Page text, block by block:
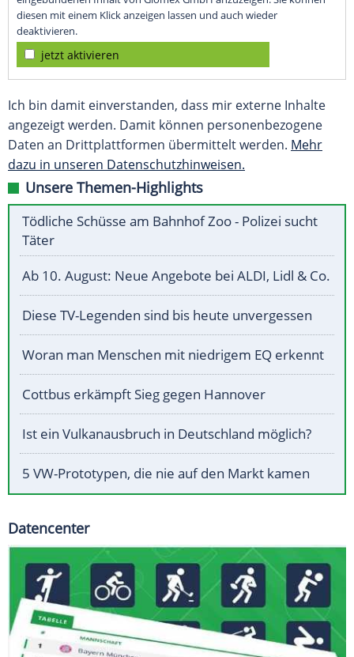
diesen mit einem Klick anzeigen lassen und auch wieder
deaktivieren.
jetzt aktivieren
Ich bin damit einverstanden, dass mir externe Inhalte
angezeigt werden. Damit können personenbezogene
Daten an Drittplattformen übermittelt werden. Mehr
dazu in unseren Datenschutzhinweisen.
Unsere Themen-Highlights
Tödliche Schüsse am Bahnhof Zoo - Polizei sucht
Täter
Ab 10. August: Neue Angebote bei ALDI, Lidl & Co.
Diese TV-Legenden sind bis heute unvergessen
Woran man Menschen mit niedrigem EQ erkennt
Cottbus erkämpft Sieg gegen Hannover
Ist ein Vulkanausbruch in Deutschland möglich?
5 VW-Prototypen, die nie auf den Markt kamen
Datencenter